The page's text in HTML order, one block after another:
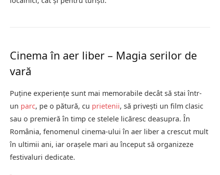
Cinema în aer liber – Magia serilor de
vară
Puține experiențe sunt mai memorabile decât să stai într-
un parc, pe o pătură, cu prietenii, să privești un film clasic
sau o premieră în timp ce stelele licăresc deasupra. În
România, fenomenul cinema-ului în aer liber a crescut mult
în ultimii ani, iar orașele mari au început să organizeze
festivaluri dedicate.